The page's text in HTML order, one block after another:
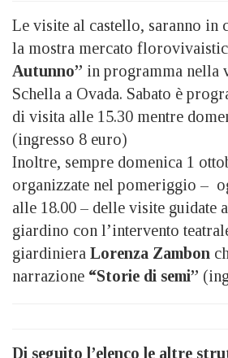
Le visite al castello, saranno in
la mostra mercato
Autunno” in programma nella
Schella a Ovada. Sabato è
di visita alle 15.30 mentre
(ingresso 8 euro)
Inoltre, sempre domenica 1
organizzate nel pomeriggio –
alle 18.00 – delle visite guidate
giardino con l’intervento
giardiniera Lorenza Zambon
narrazione “Storie di semi”
Di seguito l’elenco le altre